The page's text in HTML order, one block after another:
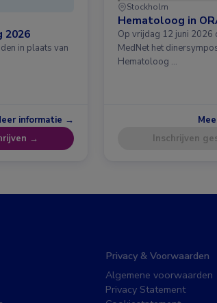
2026
in plaats van
informatie →
→
Stockholm
Hematoloog in
Op vrijdag 12 juni 2026
MedNet het
Hematoloog …
Inschrijven
Privacy & Voorwaarden
Algemene voorwaarden
Privacy Statement